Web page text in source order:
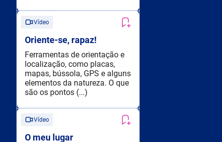
Vídeo
Oriente-se, rapaz!
Ferramentas de orientação e
localização, como placas,
mapas, bússola, GPS e alguns
elementos da natureza. O que
são os pontos (...)
Vídeo
O meu lugar